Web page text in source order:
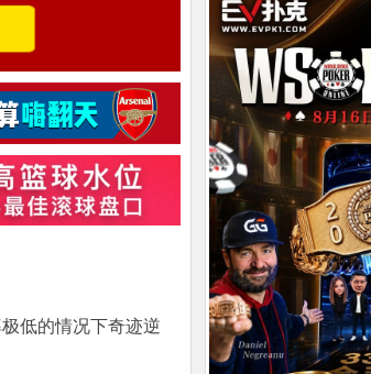
低的情况下奇迹逆